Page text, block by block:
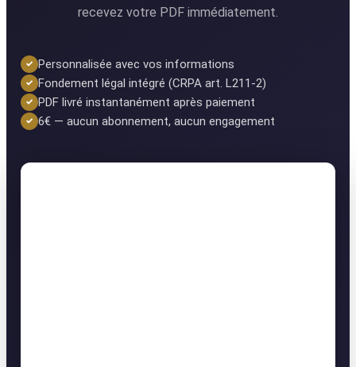
recevez votre PDF immédiatement.
Personnalisée avec vos informations
Fondement légal intégré (CRPA art. L211-2)
PDF livré instantanément après paiement
6€ — aucun abonnement, aucun engagement